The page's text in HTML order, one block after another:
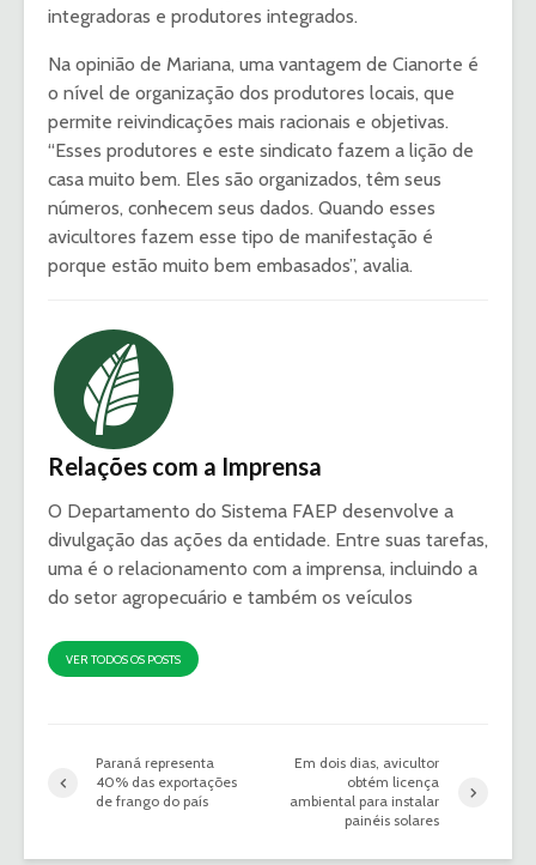
integradoras e produtores integrados.
Na opinião de Mariana, uma vantagem de Cianorte é
o nível de organização dos produtores locais, que
permite reivindicações mais racionais e objetivas.
“Esses produtores e este sindicato fazem a lição de
casa muito bem. Eles são organizados, têm seus
números, conhecem seus dados. Quando esses
avicultores fazem esse tipo de manifestação é
porque estão muito bem embasados”, avalia.
Relações com a Imprensa
O Departamento do Sistema FAEP desenvolve a
divulgação das ações da entidade. Entre suas tarefas,
uma é o relacionamento com a imprensa, incluindo a
do setor agropecuário e também os veículos
VER TODOS OS POSTS
Paraná representa
40% das exportações
de frango do país
Em dois dias, avicultor
obtém licença
ambiental para instalar
painéis solares